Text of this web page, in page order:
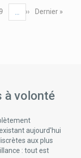
Page
9
Page
suivante
››
Dernière
Dernier »
à volonté
aujourd'hui
aux plus
: tout est